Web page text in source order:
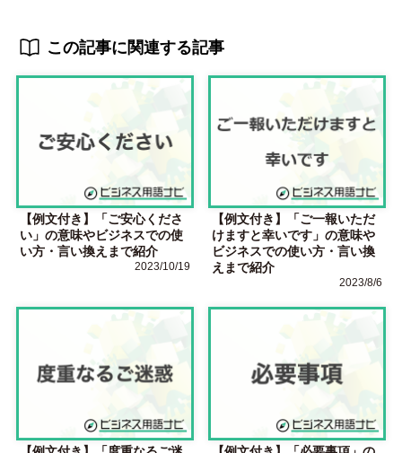
この記事に関連する記事
【例文付き】「ご安心くださ
い」の意味やビジネスでの使
い方・言い換えまで紹介
2023/10/19
【例文付き】「ご一報いただ
けますと幸いです」の意味や
ビジネスでの使い方・言い換
えまで紹介
2023/8/6